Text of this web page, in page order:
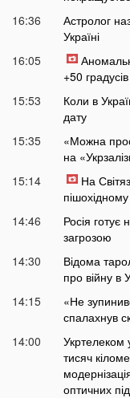
16:36
Астролог
Україні
16:05
+50 градусів
15:53
Коли в
дату
15:35
«Можна
на
15:14
На
14:46
Росія готує
загрозою
14:30
Відома
про війну в
14:15
«Не
спалахнув
14:00
Укртелеком
тисяч
оптичних